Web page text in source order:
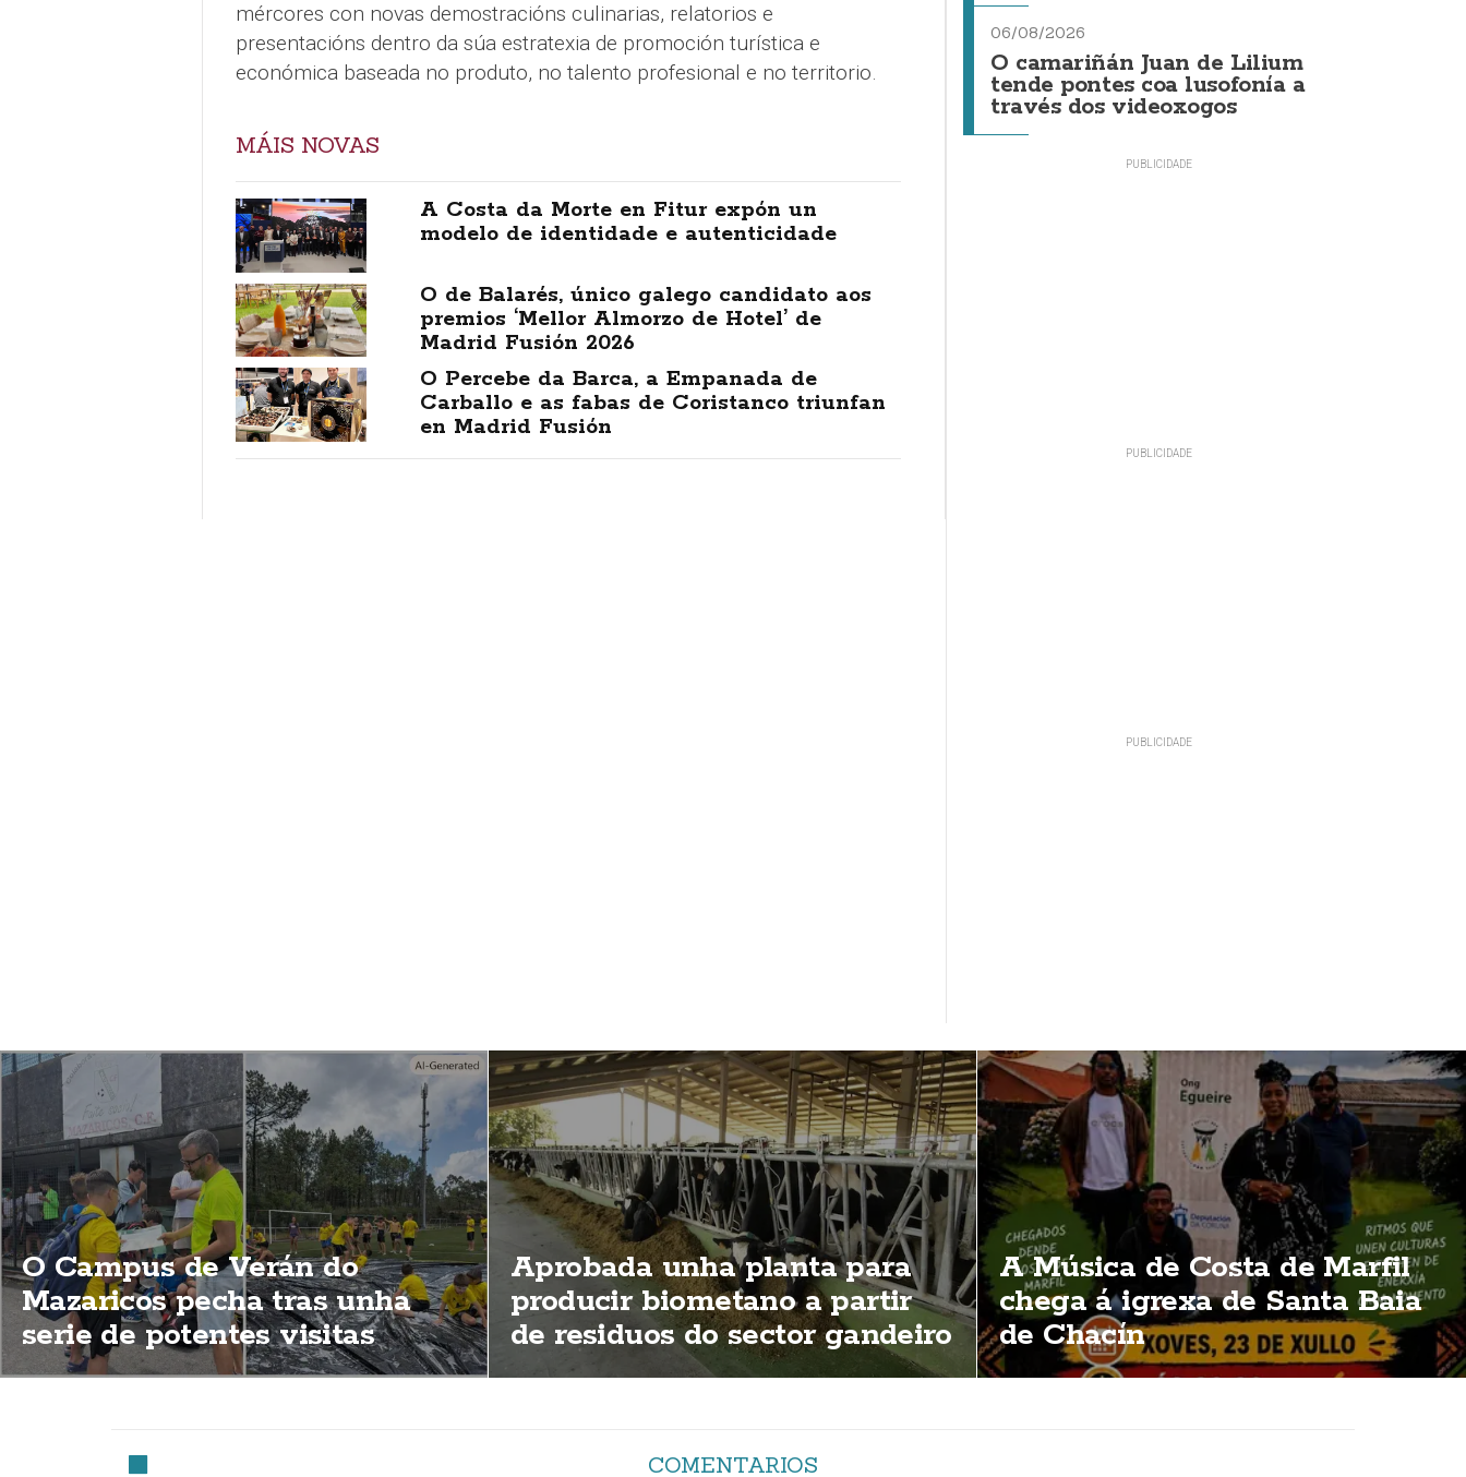
mércores con novas demostracións culinarias, relatorios e
presentacións dentro da súa estratexia de promoción turística e
económica baseada no produto, no talento profesional e no territorio.
MÁIS NOVAS
A Costa da Morte en Fitur expón un
modelo de identidade e autenticidade
O de Balarés, único galego candidato aos
premios ‘Mellor Almorzo de Hotel’ de
Madrid Fusión 2026
O Percebe da Barca, a Empanada de
Carballo e as fabas de Coristanco triunfan
en Madrid Fusión
06/08/2026
O camariñán Juan de Lilium
tende pontes coa lusofonía a
través dos videoxogos
O Campus de Verán do
Mazaricos pecha tras unha
serie de potentes visitas
Aprobada unha planta para
producir biometano a partir
de residuos do sector gandeiro
nas Maroñas
A Música de Costa de Marfil
chega á igrexa de Santa Baia
de Chacín
COMENTARIOS